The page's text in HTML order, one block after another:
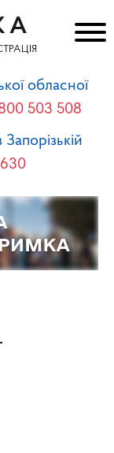
обласної
503 508
Запорізькій